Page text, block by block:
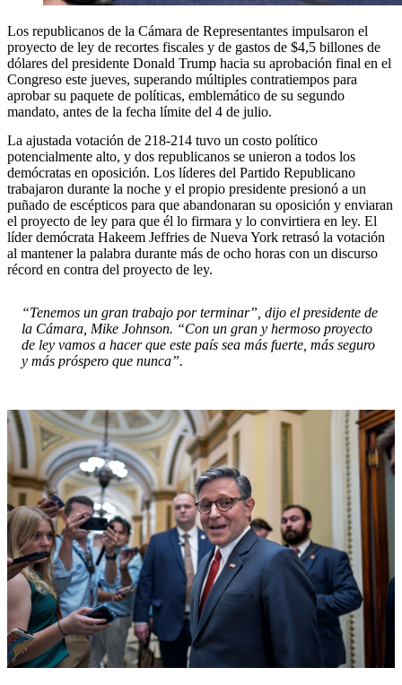
Los republicanos de la Cámara de Representantes impulsaron el
proyecto de ley de recortes fiscales y de gastos de $4,5 billones de
dólares del presidente Donald Trump hacia su aprobación final en el
Congreso este jueves, superando múltiples contratiempos para
aprobar su paquete de políticas, emblemático de su segundo
mandato, antes de la fecha límite del 4 de julio.
La ajustada votación de 218-214 tuvo un costo político
potencialmente alto, y dos republicanos se unieron a todos los
demócratas en oposición. Los líderes del Partido Republicano
trabajaron durante la noche y el propio presidente presionó a un
puñado de escépticos para que abandonaran su oposición y enviaran
el proyecto de ley para que él lo firmara y lo convirtiera en ley. El
líder demócrata Hakeem Jeffries de Nueva York retrasó la votación
al mantener la palabra durante más de ocho horas con un discurso
récord en contra del proyecto de ley.
“Tenemos un gran trabajo por terminar”, dijo el presidente de
la Cámara, Mike Johnson. “Con un gran y hermoso proyecto
de ley vamos a hacer que este país sea más fuerte, más seguro
y más próspero que nunca”.